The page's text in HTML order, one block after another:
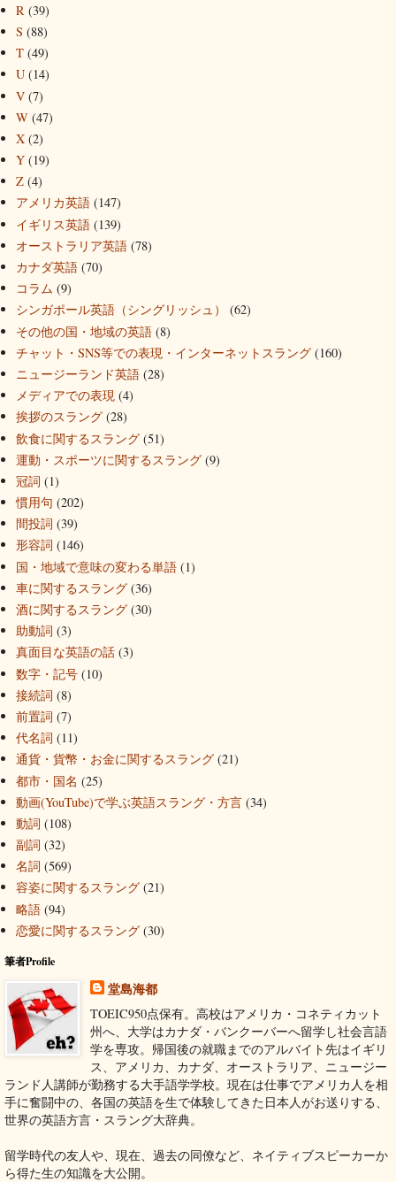
R (39)
S (88)
T (49)
U (14)
V (7)
W (47)
X (2)
Y (19)
Z (4)
アメリカ英語 (147)
イギリス英語 (139)
オーストラリア英語 (78)
カナダ英語 (70)
コラム (9)
シンガポール英語（シングリッシュ）
(62)
その他の国・地域の英語 (8)
チャット・SNS等での表現・インターネットスラング (160)
ニュージーランド英語 (28)
メディアでの表現 (4)
挨拶のスラング (28)
飲食に関するスラング (51)
運動・スポーツに関するスラング (9)
冠詞 (1)
慣用句 (202)
間投詞 (39)
形容詞 (146)
国・地域で意味の変わる単語 (1)
車に関するスラング (36)
酒に関するスラング (30)
助動詞 (3)
真面目な英語の話 (3)
数字・記号 (10)
接続詞 (8)
前置詞 (7)
代名詞 (11)
通貨・貨幣・お金に関するスラング (21)
都市・国名 (25)
動画(YouTube)で学ぶ英語スラング・方言 (34)
動詞 (108)
副詞 (32)
名詞 (569)
容姿に関するスラング (21)
略語 (94)
恋愛に関するスラング (30)
筆者Profile
堂島海都
TOEIC950点保有。高校はアメリカ・コネティカット
州へ、大学はカナダ・バンクーバーへ留学し社会言語
学を専攻。帰国後の就職までのアルバイト先はイギリ
ス、アメリカ、カナダ、オーストラリア、ニュージー
ランド人講師が勤務する大手語学学校。現在は仕事でアメリカ人を相
手に奮闘中の、各国の英語を生で体験してきた日本人がお送りする、
世界の英語方言・スラング大辞典。
留学時代の友人や、現在、過去の同僚など、ネイティブスピーカーか
ら得た生の知識を大公開。